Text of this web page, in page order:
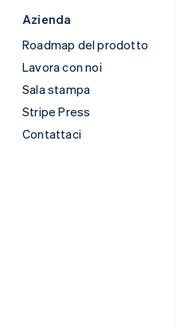
Azienda
Roadmap del prodotto
Lavora con noi
Sala stampa
Stripe Press
Contattaci